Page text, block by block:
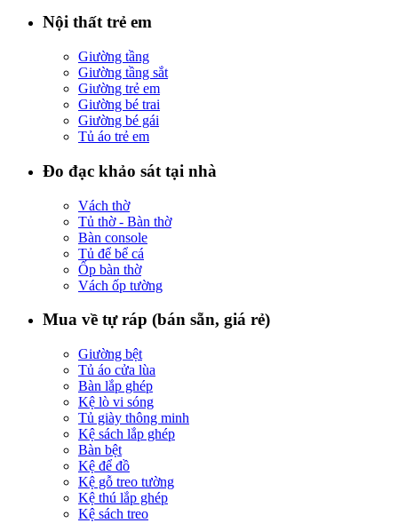
Nội thất trẻ em
Giường tầng
Giường tầng sắt
Giường trẻ em
Giường bé trai
Giường bé gái
Tủ áo trẻ em
Đo đạc khảo sát tại nhà
Vách thờ
Tủ thờ - Bàn thờ
Bàn console
Tủ để bể cá
Ốp bàn thờ
Vách ốp tường
Mua về tự ráp (bán sẵn, giá rẻ)
Giường bệt
Tủ áo cửa lùa
Bàn lắp ghép
Kệ lò vi sóng
Tủ giày thông minh
Kệ sách lắp ghép
Bàn bệt
Kệ để đồ
Kệ gỗ treo tường
Kệ thú lắp ghép
Kệ sách treo